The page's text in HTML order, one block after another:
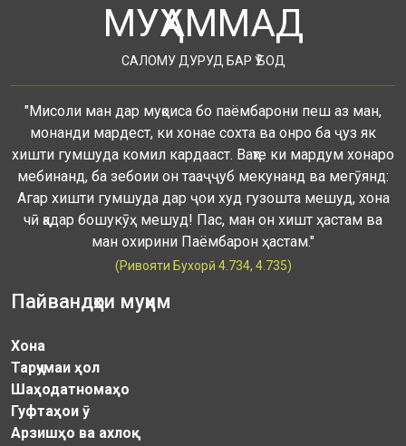
МУҲАММАД
САЛОМУ ДУРУД БАР Ӯ БОД
"Мисоли ман дар муқоиса бо паёмбарони пеш аз ман,
монанди мардест, ки хонае сохта ва онро ба ҷуз як
хишти гумшуда комил кардааст. Вақте ки мардум хонаро
мебинанд, ба зебоии он тааҷҷуб мекунанд ва мегӯянд:
Агар хишти гумшуда дар ҷои худ гузошта мешуд, хона
чӣ қадар бошукӯҳ мешуд! Пас, ман он хишт ҳастам ва
ман охирини Паёмбарон ҳастам."
(Ривояти Бухорӣ 4.734, 4.735)
Пайвандҳои муҳим
Хона
Тарҷумаи ҳол
Шаҳодатномаҳо
Гуфтаҳои ӯ
Арзишҳо ва ахлоқ